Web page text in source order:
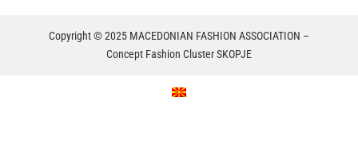
Copyright © 2025 MACEDONIAN FASHION ASSOCIATION –
Concept Fashion Cluster SKOPJE